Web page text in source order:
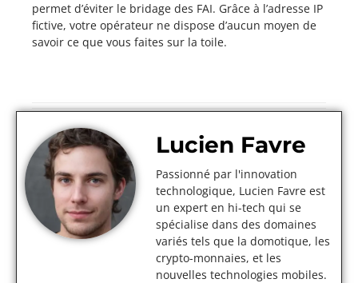
permet d’éviter le bridage des FAI. Grâce à l’adresse IP
fictive, votre opérateur ne dispose d’aucun moyen de
savoir ce que vous faites sur la toile.
Lucien Favre
Passionné par l'innovation
technologique, Lucien Favre est
un expert en hi-tech qui se
spécialise dans des domaines
variés tels que la domotique, les
crypto-monnaies, et les
nouvelles technologies mobiles.